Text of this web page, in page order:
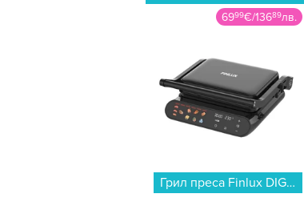
6999€/13689лв.
Грил преса Finlux DIGIMA...